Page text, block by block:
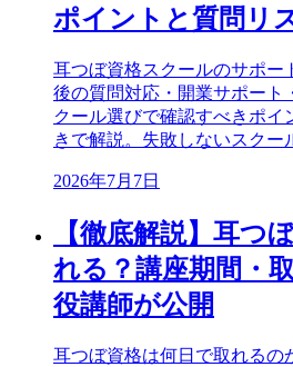
ポイントと質問リ
耳つぼ資格スクールのサポー
後の質問対応・開業サポート
クール選びで確認すべきポイ
きで解説。失敗しないスクー
2026年7月7日
【徹底解説】耳つ
れる？講座期間・
役講師が公開
耳つぼ資格は何日で取れるの